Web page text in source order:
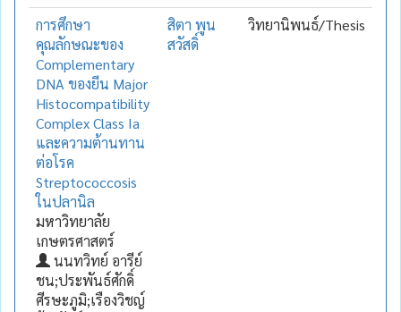
การศึกษา
คุณลักษณะของ
Complementary
DNA ของยีน Major
Histocompatibility
Complex Class Ia
และความต้านทาน
ต่อโรค
Streptococcosis
ในปลานิล
มหาวิทยาลัย
เกษตรศาสตร์
นนทวิทย์ อารีย์
ชน;ประพันธ์ศักดิ์
ศีรษะภูมิ;เรืองวิชญ์
สิตา พูน
สวัสดิ์
วิทยานิพนธ์/Thesis